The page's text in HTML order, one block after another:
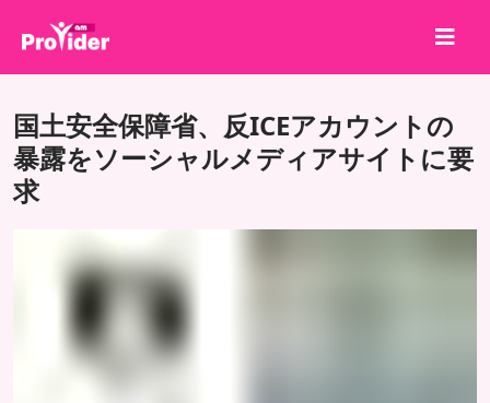
共有して勝とう！
会社概要
ログイン
サービス
利用規約
国土安全保障省、反ICEアカウントの
暴露をソーシャルメディアサイトに要
求